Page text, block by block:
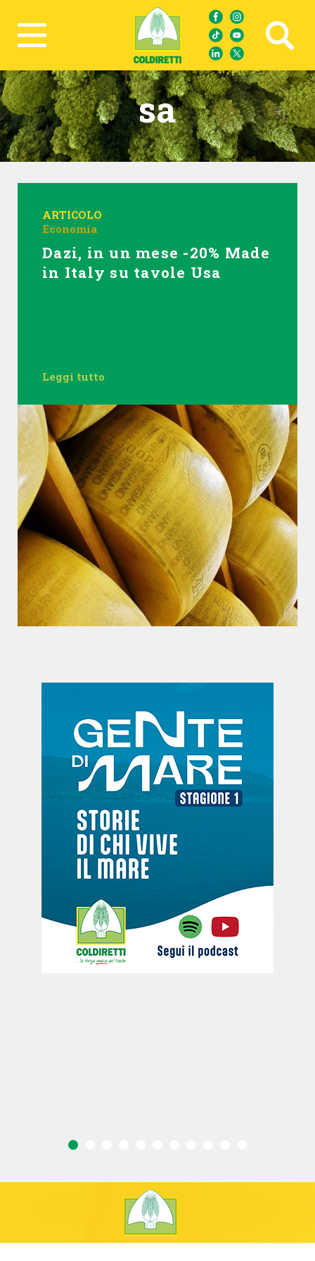
Ricerca avanzata
sa
ARTICOLO
Economia
Dazi, in un mese -20% Made
in Italy su tavole Usa
Leggi tutto